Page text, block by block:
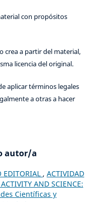
con propósitos
crea a partir del material,
licencia del original.
aplicar términos legales
a otras a hacer
autor/a
EDITORIAL , ACTIVIDAD
AND SCIENCE:
Científicas y